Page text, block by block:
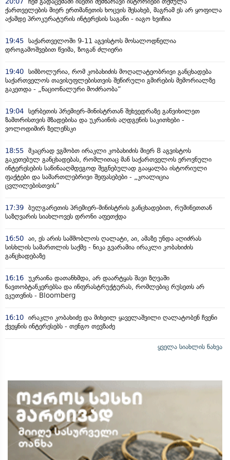
ქართველების მიერ ერთმანეთის ხოცვის შესახებ, მაგრამ ეს არ ყოფილა
აქამდე პროკურატურის ინტერესის საგანი - იაგო ხვიჩია
19:45 საქართველოში 9-11 აგვისტოს მოსალოდნელია
დროგამოშვებით წვიმა, ზოგან ძლიერი
19:40 სიმბოლურია, რომ კობახიძის მოღალატეობრივი განცხადება
საქართველოს თავისუფლებისთვის შეწირული გმირების მემორიალზე
გაკეთდა - „ნაციონალური მოძრაობა“
19:04 სერბეთის პრემიერ-მინისტრთან შეხვედრაზე განვიხილეთ
ზამთრისთვის მზადებისა და უკრაინის აღდგენის საკითხები -
ვოლოდიმირ ზელენსკი
18:55 მკაცრად ვგმობთ ირაკლი კობახიძის მიერ 8 აგვისტოს
გაკეთებულ განცხადებას, რომლითაც მან საქართველოს ეროვნული
ინტერესების საწინააღმდეგოდ შეგნებულად გააყალბა ისტორიული
ფაქტები და სამართლებრივი შეფასებები - „კოალიცია
ცვლილებისთვის“
17:39 ბულგარეთის პრემიერ-მინისტრის განცხადებით, რუმინეთთან
საზღვარის სიახლოვეს დრონი აფეთქდა
16:50 აი, ეს არის სამშობლოს ღალატი, აი, ამაზე უნდა აღიძრას
სისხლის სამართლის საქმე - ნიკა გვარამია ირაკლი კობახიძის
განცხადებაზე
16:16 უკრაინა დათანხმდა, არ დაარტყას შავი ზღვაში
ნავთობტანკერებსა და ინფრასტრუქტურას, რომლებიც რუსეთს არ
ეკუთვნის - Bloomberg
16:10 ირაკლი კობახიძე და მიხეილ ყაველაშვილი ღალატობენ ჩვენი
ქვეყნის ინტერესებს - თენგო თევზაძე
ყველა სიახლის ნახვა